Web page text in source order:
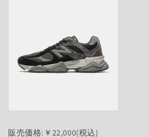
販売価格:￥22,000(税込)